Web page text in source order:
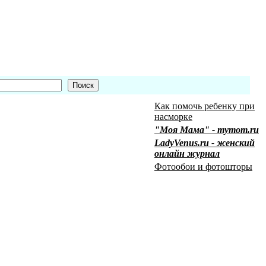
Как помочь ребенку при
насморке
"Моя Мама" - mymom.ru
LadyVenus.ru - женский
онлайн журнал
Фотообои и фотошторы